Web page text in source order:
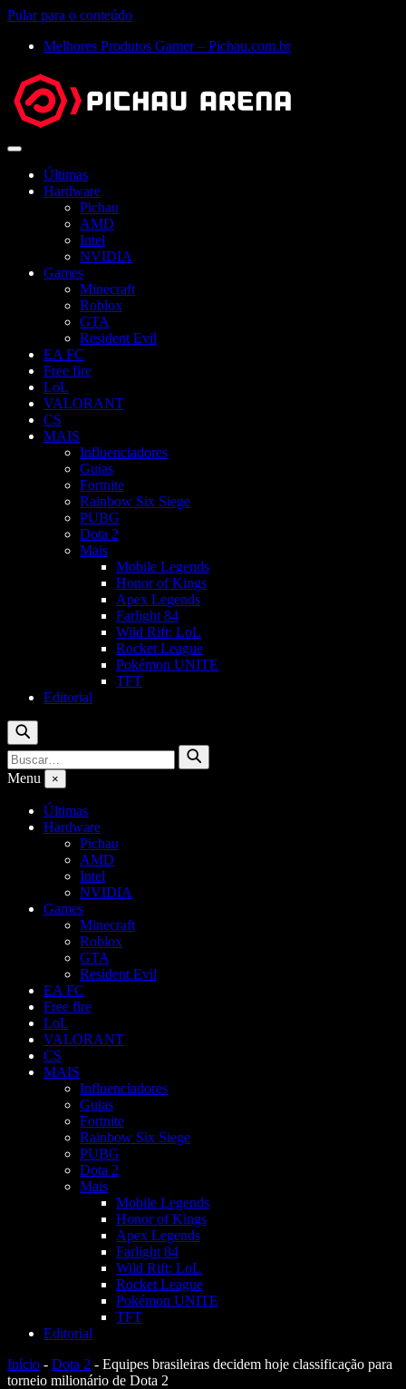
Pular para o conteúdo
Melhores Produtos Gamer – Pichau.com.br
Abrir
Últimas
Hardware
Pichau
AMD
Intel
NVIDIA
Games
Minecraft
Roblox
GTA
Resident Evil
EA FC
Free fire
LoL
VALORANT
CS
MAIS
Influenciadores
Guias
Fortnite
Rainbow Six Siege
PUBG
Dota 2
Mais
Mobile Legends
Honor of Kings
Apex Legends
Farlight 84
Wild Rift: LoL
Rocket League
Pokémon UNITE
TFT
Editorial
Buscar
Buscar
por:
Buscar
Menu ×
Últimas
Hardware
Pichau
AMD
Intel
NVIDIA
Games
Minecraft
Roblox
GTA
Resident Evil
EA FC
Free fire
LoL
VALORANT
CS
MAIS
Influenciadores
Guias
Fortnite
Rainbow Six Siege
PUBG
Dota 2
Mais
Mobile Legends
Honor of Kings
Apex Legends
Farlight 84
Wild Rift: LoL
Rocket League
Pokémon UNITE
TFT
Editorial
Início - Dota 2 - Equipes brasileiras decidem hoje classificação para
torneio milionário de Dota 2